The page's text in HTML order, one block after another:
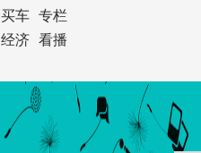
买车
专栏
经济 看播